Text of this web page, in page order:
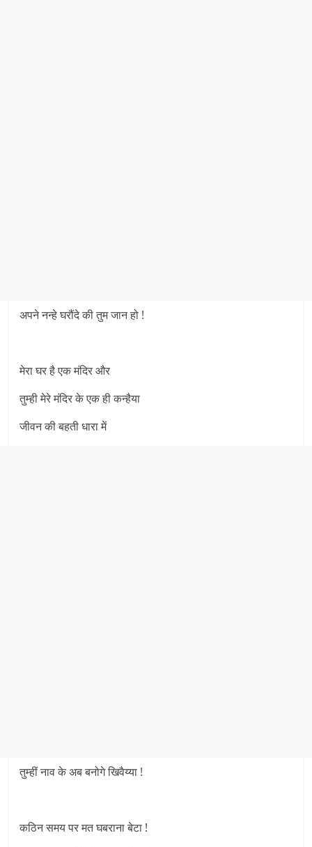
अपने नन्हे घरौंदे की तुम जान हो !
मेरा घर है एक मंदिर और
तुम्ही मेरे मंदिर के एक ही कन्हैया
जीवन की बहती धारा में
तुम्हीं नाव के अब बनोगे खिवैय्या !
कठिन समय पर मत घबराना बेटा !